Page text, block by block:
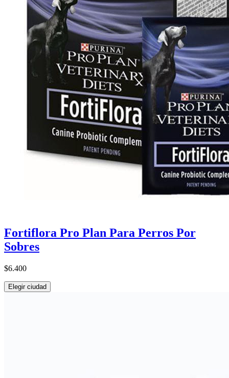
Fortiflora Pro Plan Para Perros Por
Sobres
$6.400
Elegir ciudad